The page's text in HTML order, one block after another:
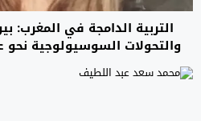
التربية الدامجة في المغرب:
والتحولات السوسيولوجية نحو